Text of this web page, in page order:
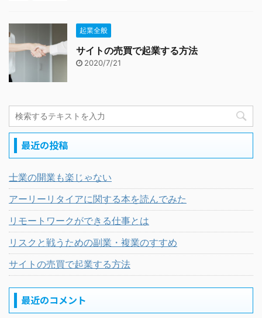
起業全般
サイトの売買で起業する方法
2020/7/21
最近の投稿
士業の開業も楽じゃない
アーリーリタイアに関する本を読んでみた
リモートワークができる仕事とは
リスクと戦うための副業・複業のすすめ
サイトの売買で起業する方法
最近のコメント